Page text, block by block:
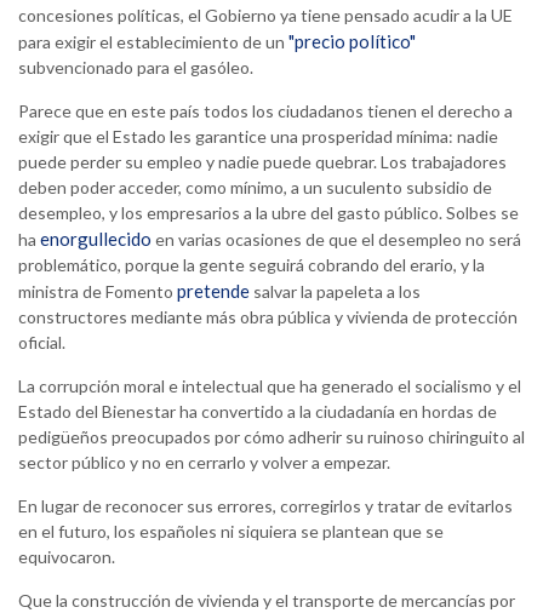
concesiones políticas, el Gobierno ya tiene pensado acudir a la UE
para exigir el establecimiento de un "precio político"
subvencionado para el gasóleo.
Parece que en este país todos los ciudadanos tienen el derecho a
exigir que el Estado les garantice una prosperidad mínima: nadie
puede perder su empleo y nadie puede quebrar. Los trabajadores
deben poder acceder, como mínimo, a un suculento subsidio de
desempleo, y los empresarios a la ubre del gasto público. Solbes se
ha enorgullecido en varias ocasiones de que el desempleo no será
problemático, porque la gente seguirá cobrando del erario, y la
ministra de Fomento pretende salvar la papeleta a los
constructores mediante más obra pública y vivienda de protección
oficial.
La corrupción moral e intelectual que ha generado el socialismo y el
Estado del Bienestar ha convertido a la ciudadanía en hordas de
pedigüeños preocupados por cómo adherir su ruinoso chiringuito al
sector público y no en cerrarlo y volver a empezar.
En lugar de reconocer sus errores, corregirlos y tratar de evitarlos
en el futuro, los españoles ni siquiera se plantean que se
equivocaron.
Que la construcción de vivienda y el transporte de mercancías por